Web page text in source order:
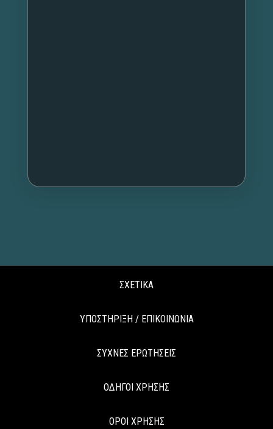
ΣΧΕΤΙΚΑ
ΥΠΟΣΤΗΡΙΞΗ / ΕΠΙΚΟΙΝΩΝΙΑ
ΣΥΧΝΕΣ ΕΡΩΤΗΣΕΙΣ
ΟΔΗΓΟΙ ΧΡΗΣΗΣ
ΟΡΟΙ ΧΡΗΣΗΣ